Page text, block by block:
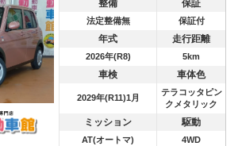
整備 保証
法定整備無 保証付
年式 走行距離
2026年(R8) 5km
車検 車体色
2029年(R11)1月
テラコッタピン
クメタリック
ミッション 駆動
AT(オートマ) 4WD